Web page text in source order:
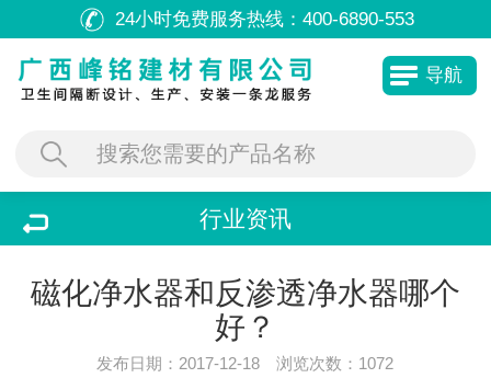
24小时免费服务热线： 400-6890-553
导航
行业资讯
磁化净水器和反渗透净水器哪个
好？
发布日期：2017-12-18 浏览次数： 1072